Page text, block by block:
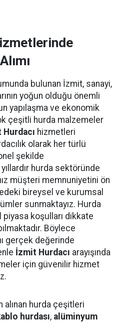
bulunan İzmit, sanayi,
yoğun olduğu önemli
yapılaşma ve ekonomik
çeşitli hurda malzemeler
hizmetleri
olarak her türlü
şekilde
hurda sektöründe
müşteri memnuniyetini ön
bireysel ve kurumsal
sunmaktayız. Hurda
koşulları dikkate
Böylece
gerçek değerinde
İzmit Hurdacı arayışında
için güvenilir hizmet
alınan hurda çeşitleri
hurdası, alüminyum